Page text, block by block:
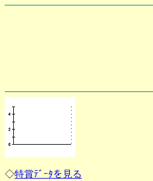
◇特賞ﾃﾞｰﾀを見る